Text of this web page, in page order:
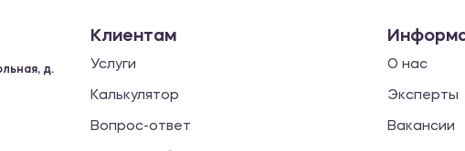
д.
Клиентам
Услуги
Калькулятор
Вопрос-ответ
О нас
Эксперты
Вакансии